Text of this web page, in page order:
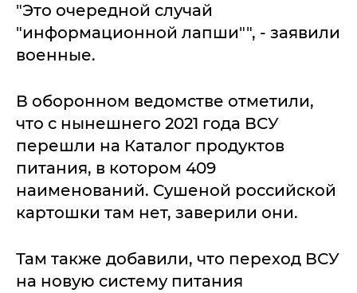
"Это очередной случай
"информационной лапши"", - заявили
военные.
В оборонном ведомстве отметили,
что с нынешнего 2021 года ВСУ
перешли на Каталог продуктов
питания, в котором 409
наименований. Сушеной российской
картошки там нет, заверили они.
Там также добавили, что переход ВСУ
на новую систему питания